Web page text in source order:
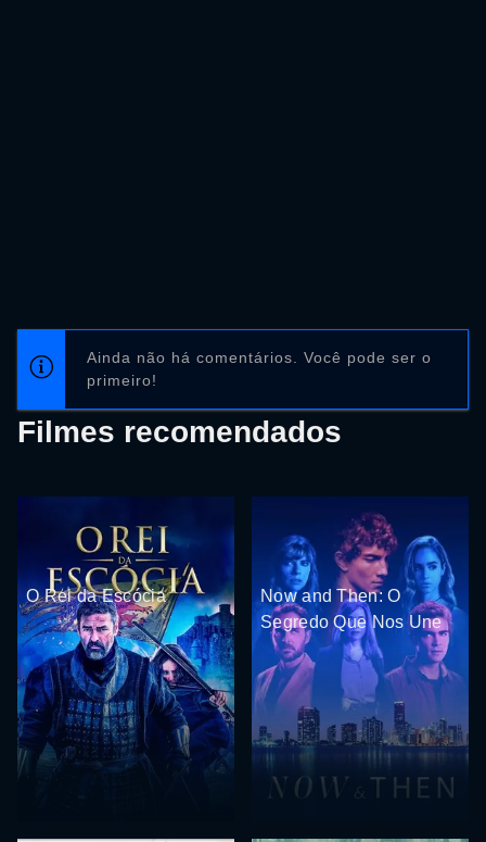
Ainda não há comentários. Você pode ser o
primeiro!
Filmes recomendados
O Rei da Escócia
Now and Then: O
Segredo Que Nos Une